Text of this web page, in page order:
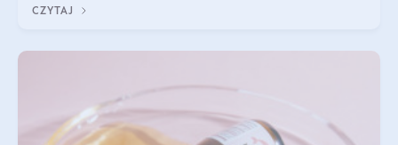
wysokiej jakości suplem
CZYTAJ